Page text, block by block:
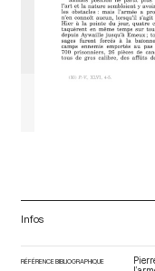
Infos
RÉFÉRENCE BIBLIOGRAPHIQUE